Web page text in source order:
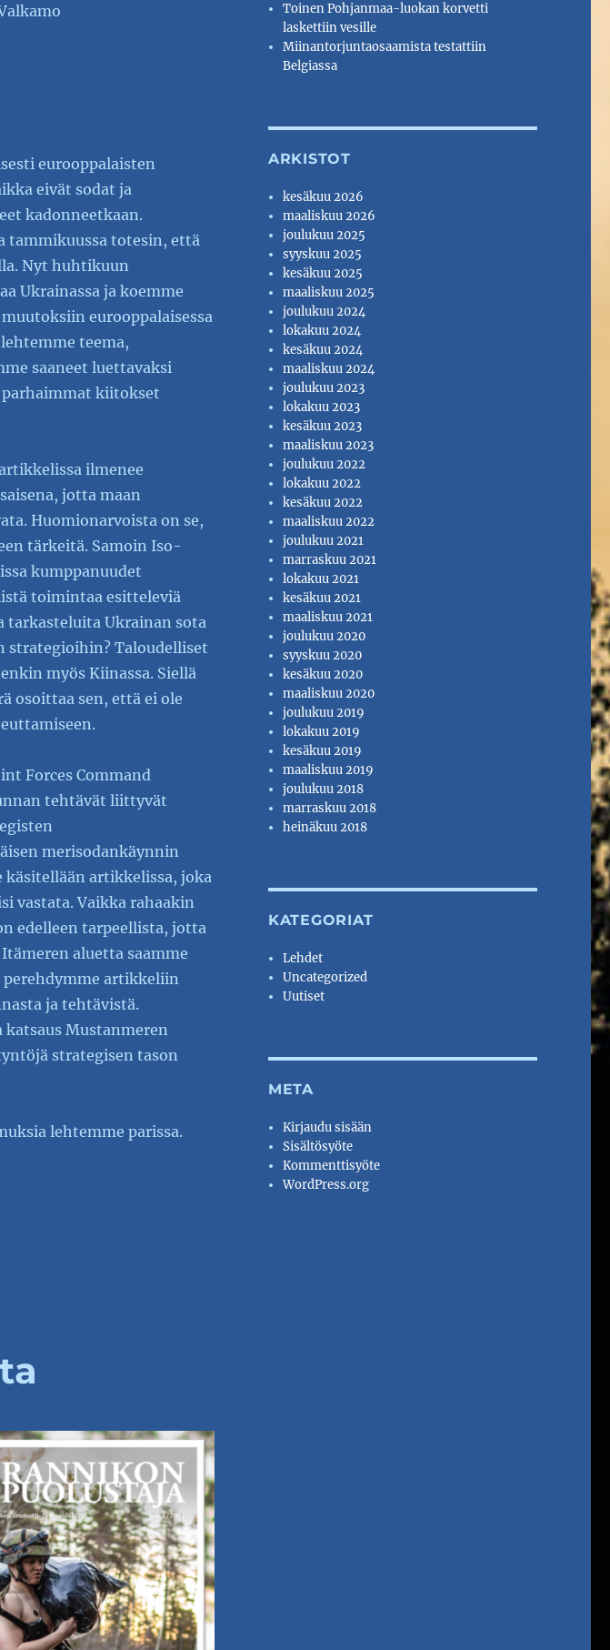
eurooppalaisten
eivät sodat ja
kadonneetkaan.
tammikuussa totesin, että
Nyt huhtikuun
Ukrainassa ja koemme
eurooppalaisessa
teema,
saaneet luettavaksi
kiitokset
ilmenee
jotta maan
Huomionarvoista on se,
tärkeitä. Samoin Iso-
kumppanuudet
toimintaa esitteleviä
Ukrainan sota
strategioihin? Taloudelliset
myös Kiinassa. Siellä
osoittaa sen, että ei ole
Forces Command
tehtävät liittyvät
merisodankäynnin
artikkelissa, joka
vastata. Vaikka rahaakin
edelleen tarpeellista, jotta
aluetta saamme
artikkeliin
ja tehtävistä.
Mustanmeren
strategisen tason
lehtemme parissa.
Toinen Pohjanmaa-luokan korvetti
laskettiin vesille
Miinantorjuntaosaamista testattiin
Belgiassa
ARKISTOT
kesäkuu 2026
maaliskuu 2026
joulukuu 2025
syyskuu 2025
kesäkuu 2025
maaliskuu 2025
joulukuu 2024
lokakuu 2024
kesäkuu 2024
maaliskuu 2024
joulukuu 2023
lokakuu 2023
kesäkuu 2023
maaliskuu 2023
joulukuu 2022
lokakuu 2022
kesäkuu 2022
maaliskuu 2022
joulukuu 2021
marraskuu 2021
lokakuu 2021
kesäkuu 2021
maaliskuu 2021
joulukuu 2020
syyskuu 2020
kesäkuu 2020
maaliskuu 2020
joulukuu 2019
lokakuu 2019
kesäkuu 2019
maaliskuu 2019
joulukuu 2018
marraskuu 2018
heinäkuu 2018
KATEGORIAT
Lehdet
Uncategorized
Uutiset
META
Kirjaudu sisään
Sisältösyöte
Kommenttisyöte
WordPress.org